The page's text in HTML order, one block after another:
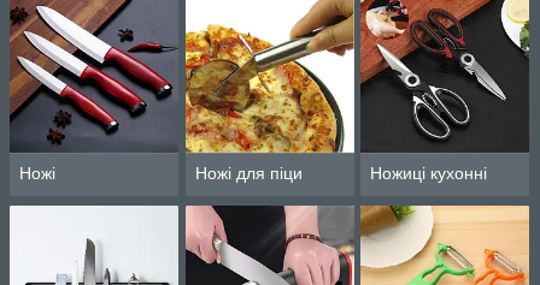
Ножі Ножі для піци Ножиці кухонні